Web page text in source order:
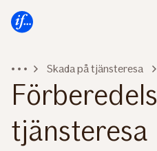
direkt
huvudmenyn
direkt
innehåll
Skada på tjänsteresa
tjänsteresa